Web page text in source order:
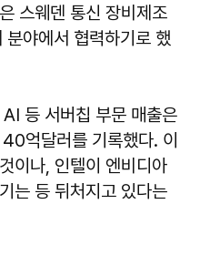
스웨덴 통신 장비제조
야에서 협력하기로 했
등 서버칩 부문 매출은
억달러를 기록했다. 이
이나, 인텔이 엔비디아
는 등 뒤처지고 있다는